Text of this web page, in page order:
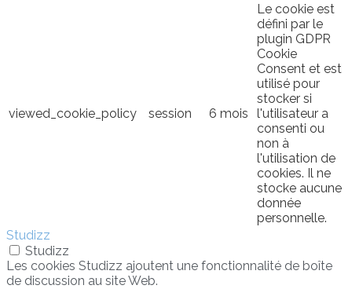
viewed_cookie_policy session 6 mois
Le cookie est
défini par le
plugin GDPR
Cookie
Consent et est
utilisé pour
stocker si
l'utilisateur a
consenti ou
non à
l'utilisation de
cookies. Il ne
stocke aucune
donnée
personnelle.
Studizz
Studizz
Les cookies Studizz ajoutent une fonctionnalité de boîte
de discussion au site Web.